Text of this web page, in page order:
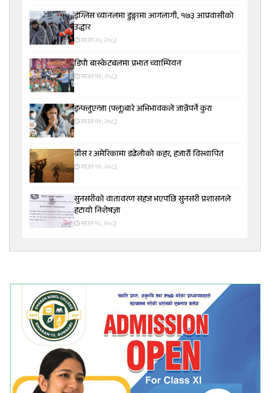
इंग्लिस च्यानलमा डुङ्गामा आगलागी, १७३ आप्रवासीको
उद्धार
साउन २०, २०८३
डिपो बास्केटबलमा प्रभात च्याम्पियन
साउन १९, २०८३
इन्फ्लुएन्जा (फ्लू)बारे अभिभावकले जान्नैपर्ने कुरा
साउन १९, २०८३
ग्रीस र अमेरिकामा डढेलोको कहर, हजारौं विस्थापित
साउन १९, २०८३
सुनसरीकाे वातावरण सहज भएपछि सुनसरी प्रशासनले
हटायाे निशेषज्ञा
साउन १८, २०८३